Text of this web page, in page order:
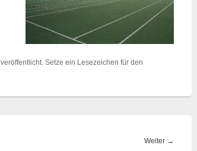
veröffentlicht. Setze ein Lesezeichen für den
Weiter →